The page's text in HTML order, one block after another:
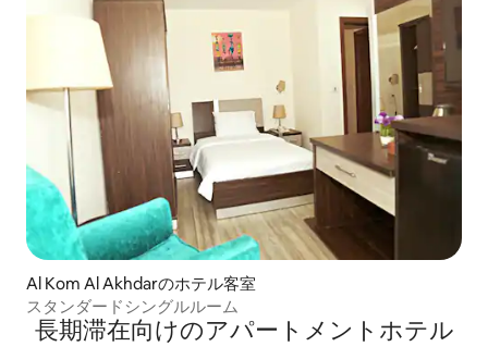
Al Kom Al Akhdarのホテル客室
スタンダードシングルルーム
長期滞在向けのアパートメントホテル